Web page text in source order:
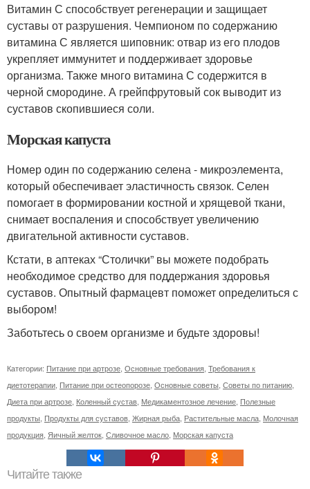
Витамин С способствует регенерации и защищает
суставы от разрушения. Чемпионом по содержанию
витамина С является шиповник: отвар из его плодов
укрепляет иммунитет и поддерживает здоровье
организма. Также много витамина С содержится в
черной смородине. А грейпфрутовый сок выводит из
суставов скопившиеся соли.
Морская капуста
Номер один по содержанию селена - микроэлемента,
который обеспечивает эластичность связок. Селен
помогает в формировании костной и хрящевой ткани,
снимает воспаления и способствует увеличению
двигательной активности суставов.
Кстати, в аптеках “Столички” вы можете подобрать
необходимое средство для поддержания здоровья
суставов. Опытный фармацевт поможет определиться с
выбором!
Заботьтесь о своем организме и будьте здоровы!
Категории: Питание при артрозе Основные требования Требования к
диетотерапии Питание при остеопорозе Основные советы Советы по питанию
Диета при артрозе Коленный сустав Медикаментозное лечение Полезные
продукты Продукты для суставов Жирная рыба Растительные масла Молочная
продукция Яичный желток Сливочное масло Морская капуста
Читайте также